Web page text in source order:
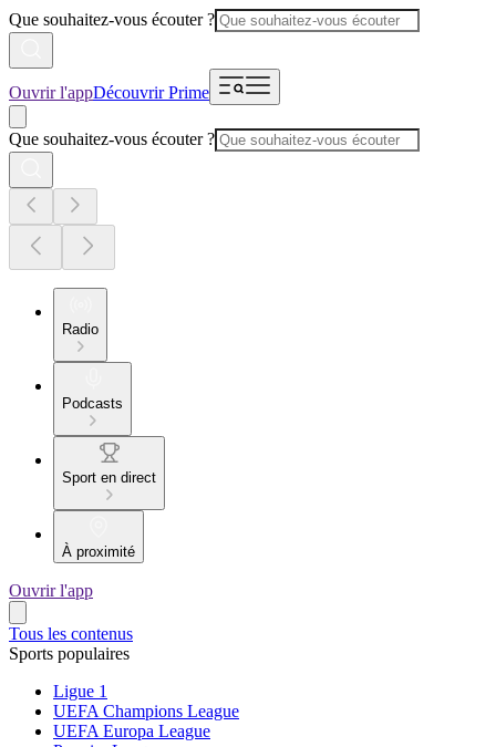
Que souhaitez-vous écouter ?
Ouvrir l'appDécouvrir Prime
Que souhaitez-vous écouter ?
Radio
Podcasts
Sport en direct
À proximité
Ouvrir l'app
Tous les contenus
Sports populaires
Ligue 1
UEFA Champions League
UEFA Europa League